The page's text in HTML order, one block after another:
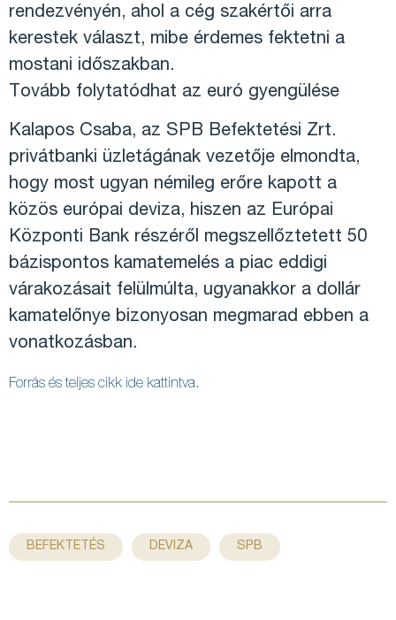
rendezvényén, ahol a cég szakértői arra
kerestek választ, mibe érdemes fektetni a
mostani időszakban.
Tovább folytatódhat az euró gyengülése
Kalapos Csaba, az SPB Befektetési Zrt.
privátbanki üzletágának vezetője elmondta,
hogy most ugyan némileg erőre kapott a
közös európai deviza, hiszen az Európai
Központi Bank részéről megszellőztetett 50
bázispontos kamatemelés a piac eddigi
várakozásait felülmúlta, ugyanakkor a dollár
kamatelőnye bizonyosan megmarad ebben a
vonatkozásban.
Forrás és teljes cikk ide kattintva.
BEFEKTETÉS DEVIZA SPB